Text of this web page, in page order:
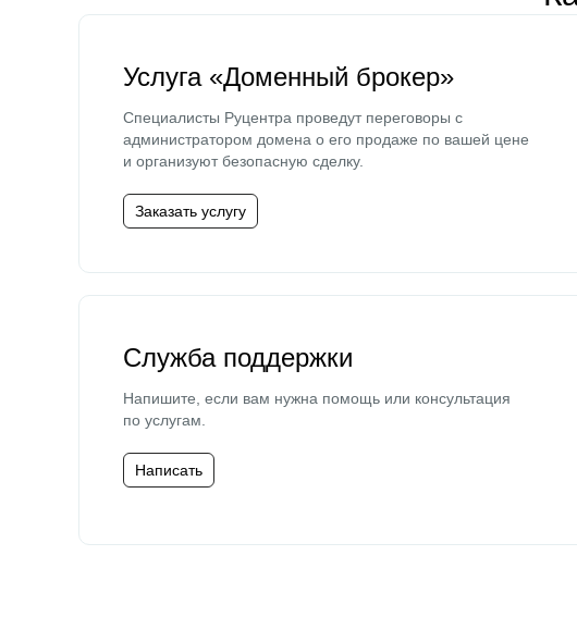
Услуга «Доменный брокер»
Специалисты Руцентра проведут переговоры с
администратором домена о его продаже по вашей цене
и организуют безопасную сделку.
Заказать услугу
Служба поддержки
Напишите, если вам нужна помощь или консультация
по услугам.
Написать